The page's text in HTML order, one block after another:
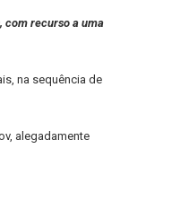
com recurso a uma
na sequência de
alegadamente